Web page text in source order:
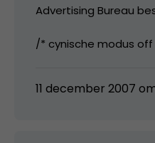
Advertising Bureau
/* cynische modus off
11 december 2007